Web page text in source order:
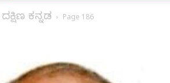
ದಕ್ಷಿಣ ಕನ್ನಡ Page 186